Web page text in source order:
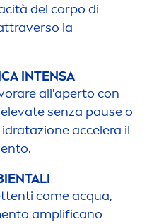
del corpo di
la
INTENSA
all'aperto con
senza pause o
accelera il
to.
come acqua,
to amplificano